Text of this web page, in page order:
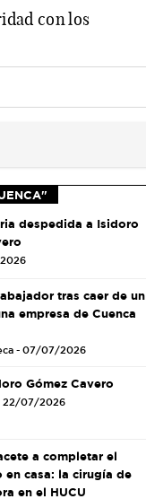
con los
despedida a Isidoro
tras caer de un
empresa de Cuenca
- 07/07/2026
Gómez Cavero
22/07/2026
a completar el
en casa: la cirugía de
en el HUCU